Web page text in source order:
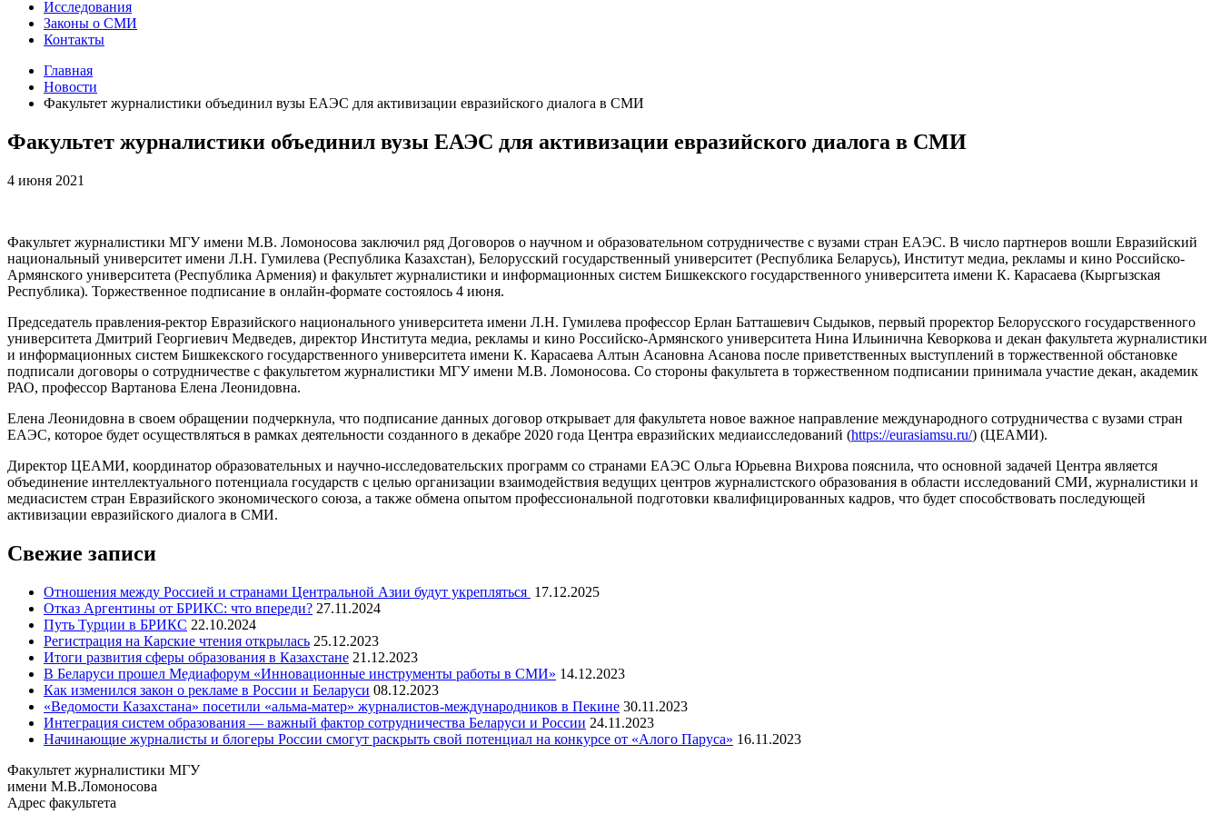
Исследования
Законы о СМИ
Контакты
Главная
Новости
Факультет журналистики объединил вузы ЕАЭС для активизации евразийского диалога в СМИ
Факультет журналистики объединил вузы ЕАЭС для активизации евразийского диалога в СМИ
4 июня 2021
Факультет журналистики МГУ имени М.В. Ломоносова заключил ряд Договоров о научном и образовательном сотрудничестве с вузами стран ЕАЭС. В число партнеров вошли Евразийский
национальный университет имени Л.Н. Гумилева (Республика Казахстан), Белорусский государственный университет (Республика Беларусь), Институт медиа, рекламы и кино Российско-
Армянского университета (Республика Армения) и факультет журналистики и информационных систем Бишкекского государственного университета имени К. Карасаева (Кыргызская
Республика). Торжественное подписание в онлайн-формате состоялось 4 июня.
Председатель правления-ректор Евразийского национального университета имени Л.Н. Гумилева профессор Ерлан Батташевич Сыдыков, первый проректор Белорусского государственного
университета Дмитрий Георгиевич Медведев, директор Института медиа, рекламы и кино Российско-Армянского университета Нина Ильинична Кеворкова и декан факультета журналистики
и информационных систем Бишкекского государственного университета имени К. Карасаева Алтын Асановна Асанова после приветственных выступлений в торжественной обстановке
подписали договоры о сотрудничестве с факультетом журналистики МГУ имени М.В. Ломоносова. Со стороны факультета в торжественном подписании принимала участие декан, академик
РАО, профессор Вартанова Елена Леонидовна.
Елена Леонидовна в своем обращении подчеркнула, что подписание данных договор открывает для факультета новое важное направление международного сотрудничества с вузами стран
ЕАЭС, которое будет осуществляться в рамках деятельности созданного в декабре 2020 года Центра евразийских медиаисследований (https://eurasiamsu.ru/) (ЦЕАМИ).
Директор ЦЕАМИ, координатор образовательных и научно-исследовательских программ со странами ЕАЭС Ольга Юрьевна Вихрова пояснила, что основной задачей Центра является
объединение интеллектуального потенциала государств с целью организации взаимодействия ведущих центров журналистского образования в области исследований СМИ, журналистики и
медиасистем стран Евразийского экономического союза, а также обмена опытом профессиональной подготовки квалифицированных кадров, что будет способствовать последующей
активизации евразийского диалога в СМИ.
Свежие записи
Отношения между Россией и странами Центральной Азии будут укрепляться 17.12.2025
Отказ Аргентины от БРИКС: что впереди? 27.11.2024
Путь Турции в БРИКС 22.10.2024
Регистрация на Карские чтения открылась 25.12.2023
Итоги развития сферы образования в Казахстане 21.12.2023
В Беларуси прошел Медиафорум «Инновационные инструменты работы в СМИ» 14.12.2023
Как изменился закон о рекламе в России и Беларуси 08.12.2023
«Ведомости Казахстана» посетили «альма-матер» журналистов-международников в Пекине 30.11.2023
Интеграция систем образования — важный фактор сотрудничества Беларуси и России 24.11.2023
Начинающие журналисты и блогеры России смогут раскрыть свой потенциал на конкурсе от «Алого Паруса» 16.11.2023
Факультет журналистики МГУ
имени М.В.Ломоносова
Адрес факультета